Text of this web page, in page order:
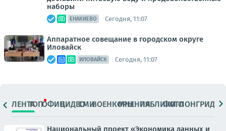
наборы
ЕНАКИЕВО Сегодня, 11:07
Аппаратное совещание в городском округе
Иловайск
ИЛОВАЙСК Сегодня, 11:07
ЛЕНТАТОПОФИЦ.ВИДЕОСМИВОЕНКОРЫМНЕНИЯПАБЛИКИ
ФОТОЛОНГРИДЫ
Национальный проект «Экономика данных и